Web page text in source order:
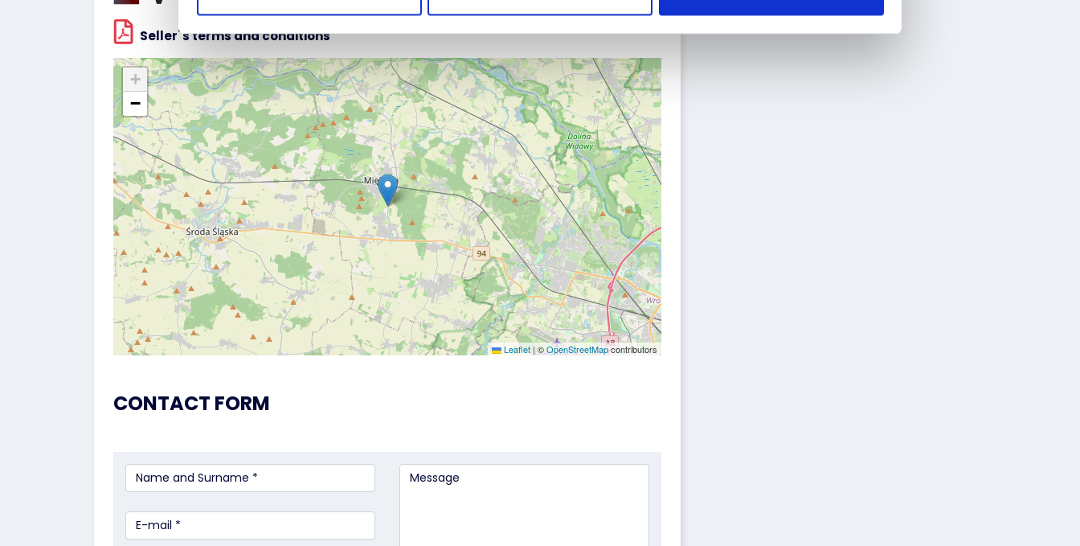
Seller`s terms and conditions
+
−
Leaflet |©OpenStreetMapcontributors
CONTACT FORM